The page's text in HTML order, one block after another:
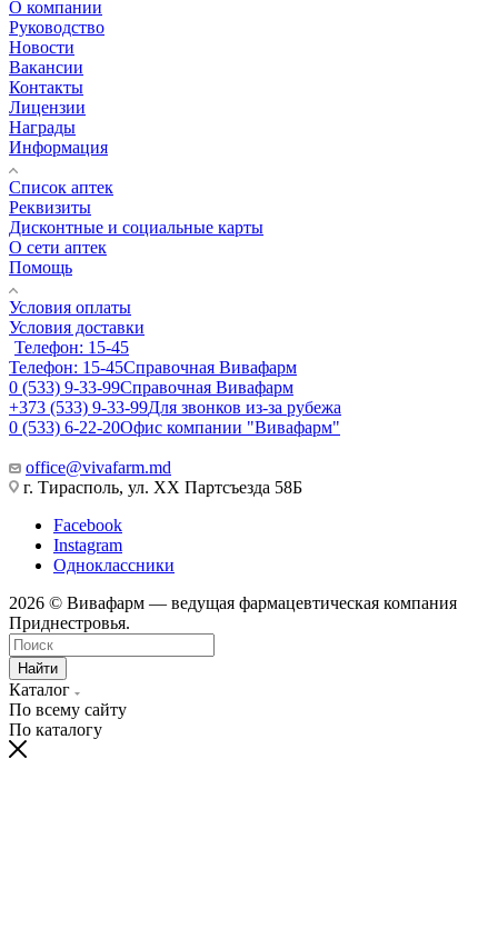
О компании
Руководство
Новости
Вакансии
Контакты
Лицензии
Награды
Информация
Список аптек
Реквизиты
Дисконтные и социальные карты
О сети аптек
Помощь
Условия оплаты
Условия доставки
Телефон: 15-45
Телефон: 15-45Справочная Вивафарм
0 (533) 9-33-99Справочная Вивафарм
+373 (533) 9-33-99Для звонков из-за рубежа
0 (533) 6-22-20Офис компании "Вивафарм"
office@vivafarm.md
г. Тирасполь, ул. ХХ Партсъезда 58Б
Facebook
Instagram
Одноклассники
2026 © Вивафарм — ведущая фармацевтическая компания
Приднестровья.
Найти
Каталог
По всему сайту
По каталогу